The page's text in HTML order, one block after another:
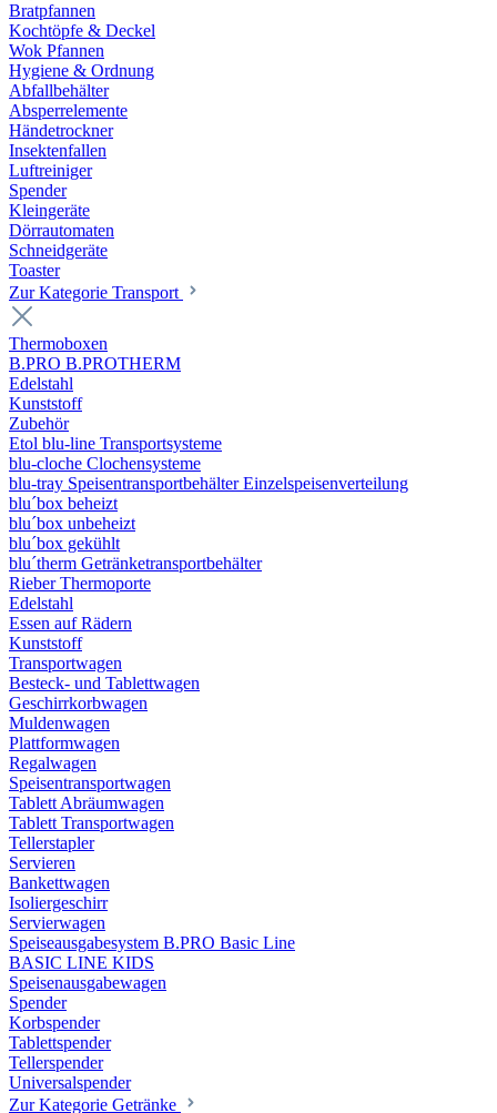
Bratpfannen
Kochtöpfe & Deckel
Wok Pfannen
Hygiene & Ordnung
Abfallbehälter
Absperrelemente
Händetrockner
Insektenfallen
Luftreiniger
Spender
Kleingeräte
Dörrautomaten
Schneidgeräte
Toaster
Zur Kategorie Transport
Thermoboxen
B.PRO B.PROTHERM
Edelstahl
Kunststoff
Zubehör
Etol blu-line Transportsysteme
blu-cloche Clochensysteme
blu-tray Speisentransportbehälter Einzelspeisenverteilung
blu´box beheizt
blu´box unbeheizt
blu´box gekühlt
blu´therm Getränketransportbehälter
Rieber Thermoporte
Edelstahl
Essen auf Rädern
Kunststoff
Transportwagen
Besteck- und Tablettwagen
Geschirrkorbwagen
Muldenwagen
Plattformwagen
Regalwagen
Speisentransportwagen
Tablett Abräumwagen
Tablett Transportwagen
Tellerstapler
Servieren
Bankettwagen
Isoliergeschirr
Servierwagen
Speiseausgabesystem B.PRO Basic Line
BASIC LINE KIDS
Speisenausgabewagen
Spender
Korbspender
Tablettspender
Tellerspender
Universalspender
Zur Kategorie Getränke